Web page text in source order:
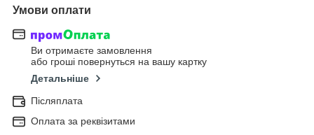
Умови оплати
Ви отримаєте замовлення
або гроші повернуться на вашу картку
Детальніше
Післяплата
Оплата за реквізитами